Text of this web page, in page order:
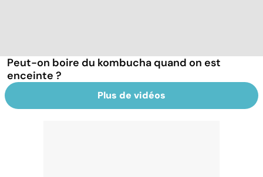
Peut-on boire du kombucha quand on est
enceinte ?
Plus de vidéos